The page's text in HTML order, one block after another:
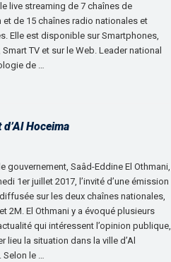
live streaming de 7 chaînes de
et de 15 chaînes radio nationales et
Elle est disponible sur Smartphones,
TV et sur le Web. Leader national
de …
Hoceima
gouvernement, Saâd-Eddine El Othmani,
1er juillet 2017, l’invité d’une émission
sur les deux chaînes nationales,
2M. El Othmani y a évoqué plusieurs
qui intéressent l’opinion publique,
lieu la situation dans la ville d’Al
Selon le …